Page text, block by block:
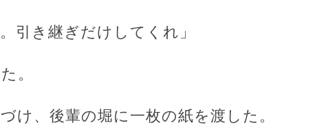
引き継ぎだけしてくれ」
。
け、後輩の堀に一枚の紙を渡した。